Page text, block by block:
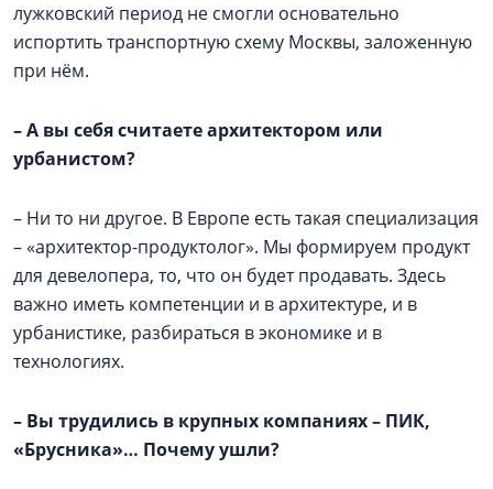
лужковский период не смогли основательно
испортить транспортную схему Москвы, заложенную
при нём.
–А вы себя считаете архитектором или
урбанистом?
– Ни то ни другое. В Европе есть такая специализация
– «архитектор-продуктолог». Мы формируем продукт
для девелопера, то, что он будет продавать. Здесь
важно иметь компетенции и в архитектуре, и в
урбанистике, разбираться в экономике и в
технологиях.
– Вы трудились в крупных компаниях – ПИК,
«Брусника»… Почему ушли?